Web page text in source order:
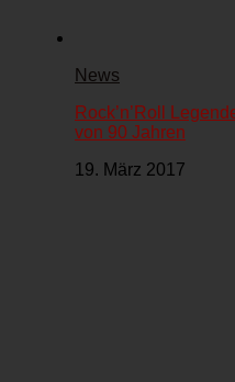
News
Rock’n’Roll
von 90 Jahren
19. März 2017